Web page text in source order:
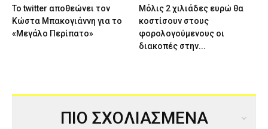
Το twitter αποθεώνει τον
Κώστα Μπακογιάννη για το
«Μεγάλο Περίπατο»
Μόλις 2 χιλιάδες ευρώ θα
κοστίσουν στους
φορολογούμενους οι
διακοπές στην...
ΠΙΟ ΣΧΟΛΙΑΣΜΕΝΑ